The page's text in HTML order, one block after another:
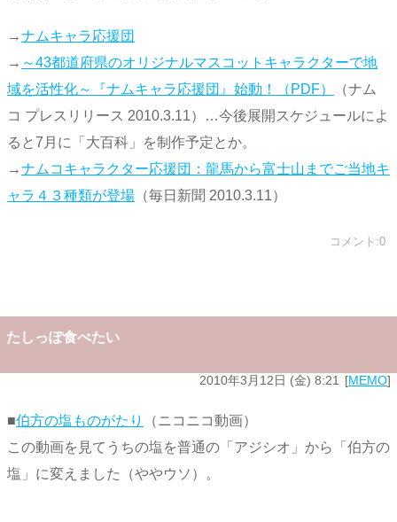
→ナムキャラ応援団
→ ～43都道府県のオリジナルマスコットキャラクターで地
域を活性化～『ナムキャラ応援団』始動！（PDF）
（ナム
コ プレスリリース 2010.3.11）…今後展開スケジュールによ
ると7月に「大百科」を制作予定とか。
→ナムコキャラクター応援団：龍馬から富士山までご当地キ
ャラ４３種類が登場 （毎日新聞 2010.3.11）
コメント:0
たしっぽ食べたい
2010年3月12日 (金) 8:21 MEMO
■伯方の塩ものがたり
（ニコニコ動画）
この動画を見てうちの塩を普通の「アジシオ」から「伯方の
塩」に変えました（ややウソ）。